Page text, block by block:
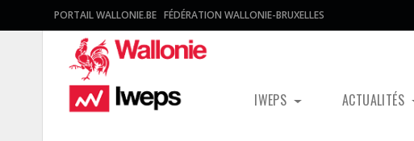
PORTAIL WALLONIE.BE FÉDÉRATION WALLONIE-BRUXELLES
IWEPS ACTUALITÉS